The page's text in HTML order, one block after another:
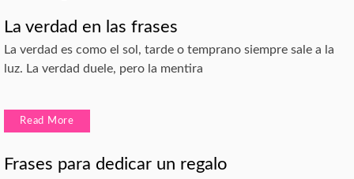
La verdad en las frases
La verdad es como el sol, tarde o temprano siempre sale a la
luz. La verdad duele, pero la mentira
Read More
Frases para dedicar un regalo